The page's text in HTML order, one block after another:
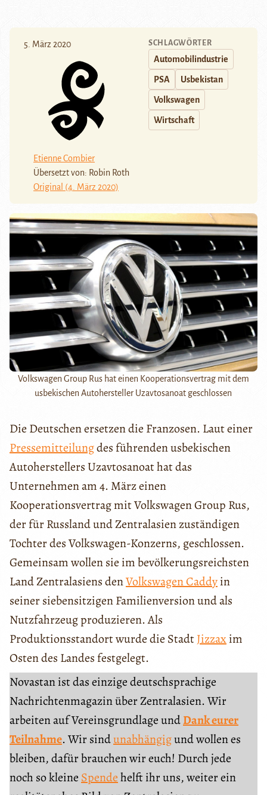
5. März 2020
Etienne Combier
Übersetzt von: Robin Roth
Original (4. März 2020)
SCHLAGWÖRTER
Automobilindustrie
PSA Usbekistan
Volkswagen
Wirtschaft
Volkswagen Group Rus hat einen Kooperationsvertrag mit dem
usbekischen Autohersteller Uzavtosanoat geschlossen
Die Deutschen ersetzen die Franzosen. Laut einer
Pressemitteilungdes führenden usbekischen
Autoherstellers Uzavtosanoat hat das
Unternehmen am 4. März einen
Kooperationsvertrag mit Volkswagen Group Rus,
der für Russland und Zentralasien zuständigen
Tochter des Volkswagen-Konzerns, geschlossen.
Gemeinsam wollen sie im bevölkerungsreichsten
Land Zentralasiens denVolkswagen Caddyin
seiner siebensitzigen Familienversion und als
Nutzfahrzeug produzieren. Als
Produktionsstandort wurde die StadtJizzaxim
Osten des Landes festgelegt.
Novastan ist das einzige deutschsprachige
Nachrichtenmagazin über Zentralasien. Wir
arbeiten auf Vereinsgrundlage undDank eurer
Teilnahme. Wir sindunabhängigund wollen es
bleiben, dafür brauchen wir euch! Durch jede
noch so kleine Spendehelft ihr uns, weiter ein